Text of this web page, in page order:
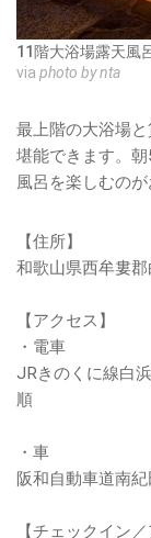
11階大浴場露天風
via photo by nta
最上階の大浴場
堪能できます。
風呂を楽しむのが
【住所】
和歌山県西牟婁
【アクセス】
・電車
JRきのくに線白
順
・車
阪和自動車道南
【チェックイン／